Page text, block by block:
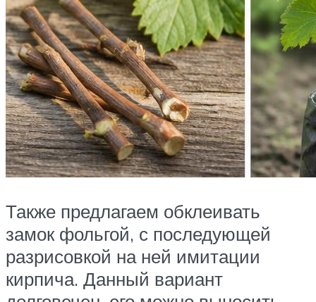
Также предлагаем обклеивать
замок фольгой, с последующей
разрисовкой на ней имитации
кирпича. Данный вариант